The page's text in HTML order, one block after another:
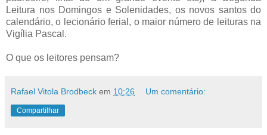
Leitura nos Domingos e Solenidades, os novos santos do
calendário, o lecionário ferial, o maior número de leituras na
Vigília Pascal.
O que os leitores pensam?
Rafael Vitola Brodbeck em 10:26 Um comentário:
Compartilhar